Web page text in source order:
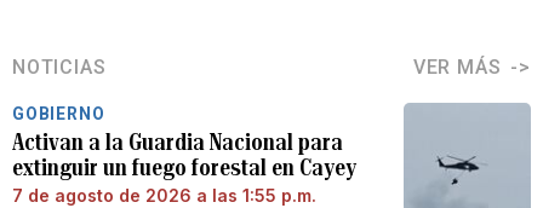
NOTICIAS VER MÁS
GOBIERNO
Activan a la Guardia Nacional para
extinguir un fuego forestal en Cayey
7 de agosto de 2026 a las 1:55 p.m.